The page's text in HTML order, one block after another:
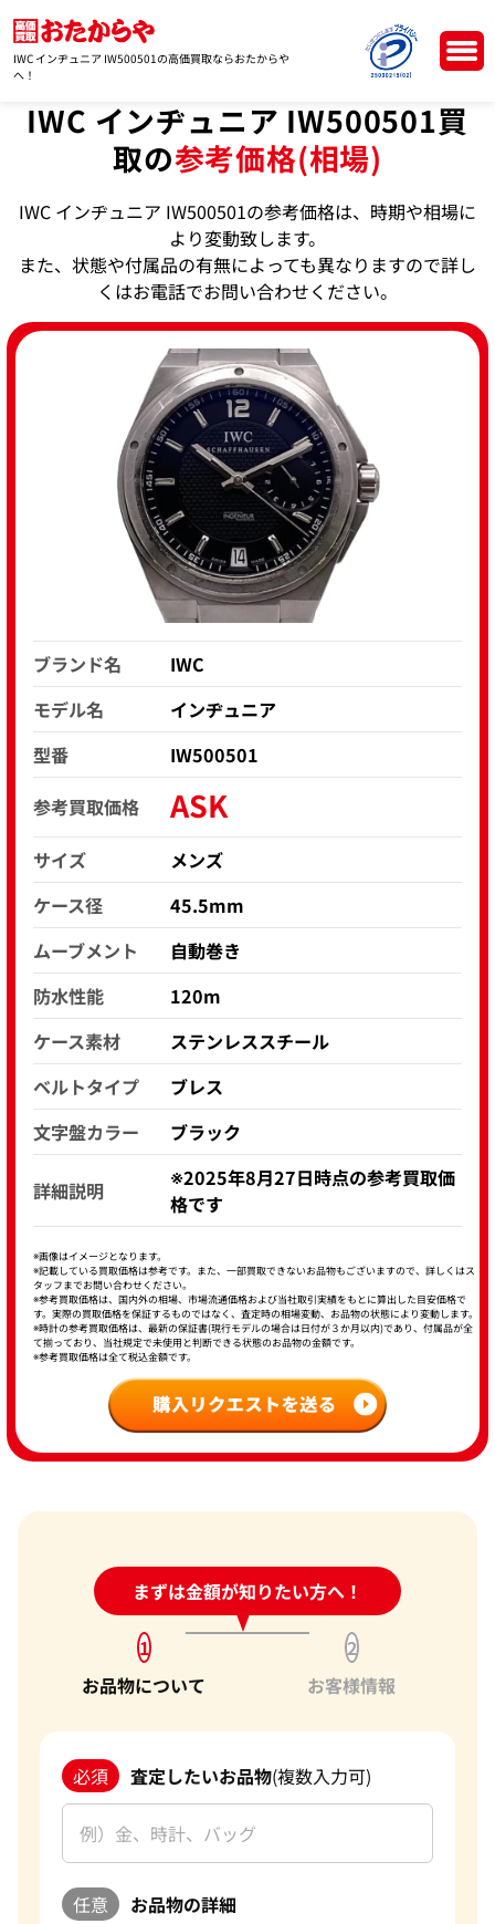
IWC インヂュニア IW500501の高価買取ならおたからや
へ！
IWC インヂュニア IW500501買
取の参考価格(相場)
IWC インヂュニア IW500501の参考価格は、時期や相場に
より変動致します。
また、状態や付属品の有無によっても異なりますので詳し
くはお電話でお問い合わせください。
ブランド名
IWC
モデル名
インヂュニア
型番
IW500501
参考買取価格
ASK
サイズ
メンズ
ケース径
45.5mm
ムーブメント
自動巻き
防水性能
120m
ケース素材
ステンレススチール
ベルトタイプ
ブレス
文字盤カラー
ブラック
詳細説明
※2025年8月27日時点の参考買取価
格です
※画像はイメージとなります。
※記載している買取価格は参考です。また、一部買取できないお品物もございますので、詳しくはス
タッフまでお問い合わせください。
※参考買取価格は、国内外の相場、市場流通価格および当社取引実績をもとに算出した目安価格で
す。実際の買取価格を保証するものではなく、査定時の相場変動、お品物の状態により変動します。
※時計の参考買取価格は、最新の保証書(現行モデルの場合は日付が３か月以内)であり、付属品が全
て揃っており、当社規定で未使用と判断できる状態のお品物の金額です。
※参考買取価格は全て税込金額です。
まずは金額が知りたい方へ！
24時間受付中!問い合わせフォーム
1
お品物について
2
お客様情報
必須 査定したいお品物(複数入力可)
任意 お品物の詳細